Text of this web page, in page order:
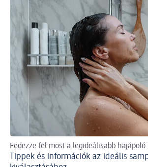
Fedezze fel most a legideálisabb hajápoló
Tippek és információk az ideális